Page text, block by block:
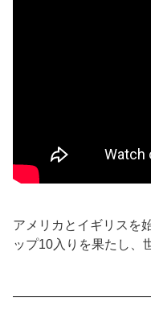
アメリカとイギリスを
ップ10入りを果たし、